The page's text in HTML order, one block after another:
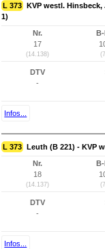
L 373 KVP westl.
1)
Nr.
17
(14.138)
DTV
-
Infos...
L 373 Leuth (B 221) - KVP
Nr.
18
(14.137)
DTV
-
Infos...